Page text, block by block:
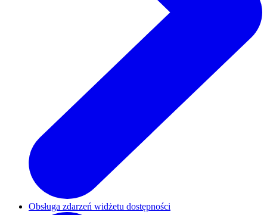
Obsługa zdarzeń widżetu dostępności